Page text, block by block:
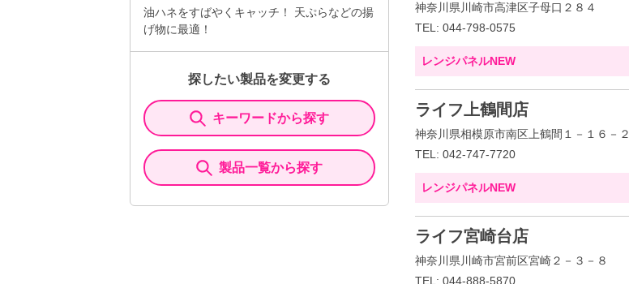
油ハネをすばやくキャッチ！ 天ぷらなどの揚
げ物に最適！
探したい製品を変更する
キーワードから探す
製品一覧から探す
神奈川県川崎市高津区子母口２８４
TEL: 044-798-0575
レンジパネルNEW
ライフ上鶴間店
神奈川県相模原市南区上鶴間１－１６－２
TEL: 042-747-7720
レンジパネルNEW
ライフ宮崎台店
神奈川県川崎市宮前区宮崎２－３－８
TEL: 044-888-5870